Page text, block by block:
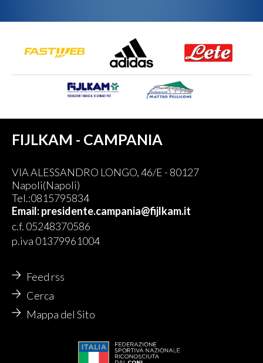
FIJLKAM - CAMPANIA
VIA ALESSANDRO LONGO, 46/E - 80127
Napoli(Napoli)
Tel.:0815795834
Email: presidente.campania@fijlkam.it
c.f. 05248370586
p.iva 01379961004
Feed rss
Cerca
Mappa del Sito